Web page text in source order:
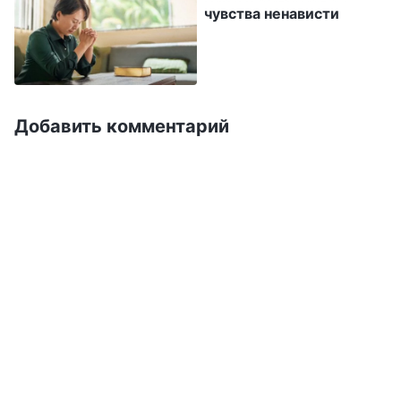
сорвать работу церкви. Поэтому я посчитала,
что не совершила ничего плохого, не стала
анализировать себя и пытаться познать себя,
неприязнь к сестрам, написавшим письмо-
чувства ненависти
Добавить комментарий